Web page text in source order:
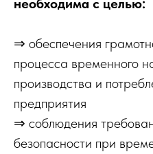
необходима с целью:
⇒ обеспечения
процесса временного
производства и
предприятия
⇒ соблюдения
безопасности при